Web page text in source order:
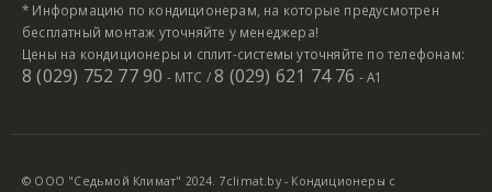
* Информацию по кондиционерам, на которые предусмотрен
бесплатный монтаж уточняйте у менеджера!
Цены на кондиционеры и сплит-системы уточняйте по телефонам:
8 (029) 752 77 90 - МТС /8 (029) 621 74 76 - А1
© ООО "Седьмой Климат" 2024. 7climat.by - Кондиционеры с